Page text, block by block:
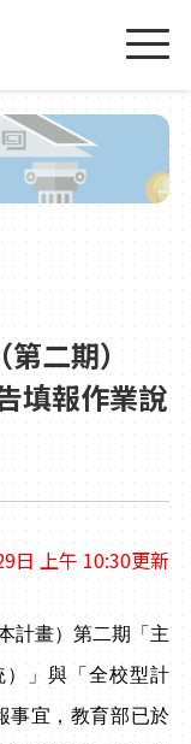
二期）
填報作業說
日 上午 10:30更新
計畫）第二期「主
」與「全校型計
事宜，教育部已於